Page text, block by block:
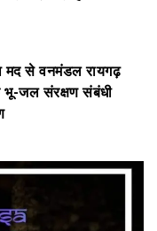
मद से वनमंडल रायगढ़
भू-जल संरक्षण संबंधी